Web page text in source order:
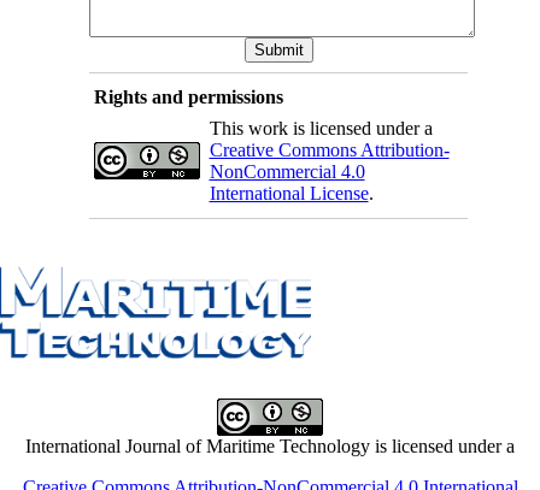
Rights and permissions
This work is licensed under a
Creative Commons Attribution-
NonCommercial 4.0
International License.
International Journal of Maritime Technology is licensed under a